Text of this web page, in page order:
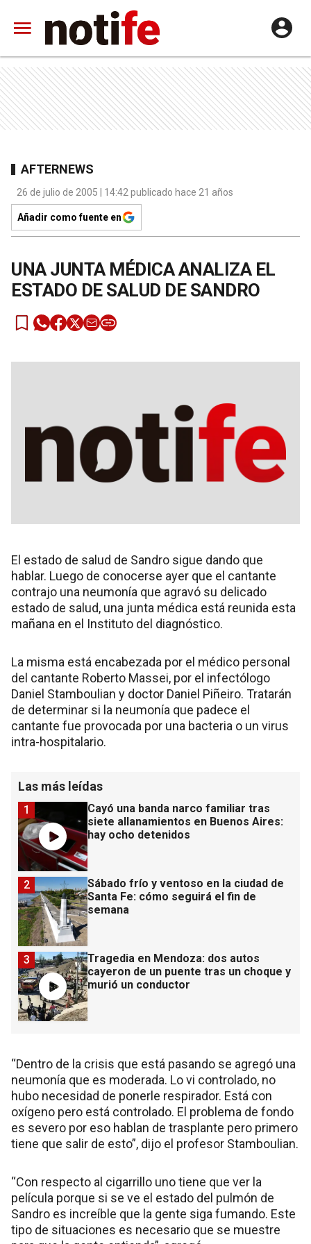
AFTERNEWS
26 de julio de 2005 | 14:42 publicado hace 21 años
Añadir como fuente en
UNA JUNTA MÉDICA ANALIZA EL
ESTADO DE SALUD DE SANDRO
El estado de salud de Sandro sigue dando que
hablar. Luego de conocerse ayer que el cantante
contrajo una neumonía que agravó su delicado
estado de salud, una junta médica está reunida esta
mañana en el Instituto del diagnóstico.
La misma está encabezada por el médico personal
del cantante Roberto Massei, por el infectólogo
Daniel Stamboulian y doctor Daniel Piñeiro. Tratarán
de determinar si la neumonía que padece el
cantante fue provocada por una bacteria o un virus
intra-hospitalario.
Las más leídas
Cayó una banda narco familiar tras
siete allanamientos en Buenos Aires:
hay ocho detenidos
1
Sábado frío y ventoso en la ciudad de
Santa Fe: cómo seguirá el fin de
semana
2
Tragedia en Mendoza: dos autos
cayeron de un puente tras un choque y
murió un conductor
3
“Dentro de la crisis que está pasando se agregó una
neumonía que es moderada. Lo vi controlado, no
hubo necesidad de ponerle respirador. Está con
oxígeno pero está controlado. El problema de fondo
es severo por eso hablan de trasplante pero primero
tiene que salir de esto”, dijo el profesor Stamboulian.
“Con respecto al cigarrillo uno tiene que ver la
película porque si se ve el estado del pulmón de
Sandro es increíble que la gente siga fumando. Este
tipo de situaciones es necesario que se muestre